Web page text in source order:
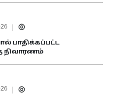
பாதிக்கப்பட்ட
நிவாரணம்